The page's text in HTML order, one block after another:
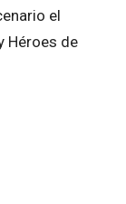
el
Héroes de